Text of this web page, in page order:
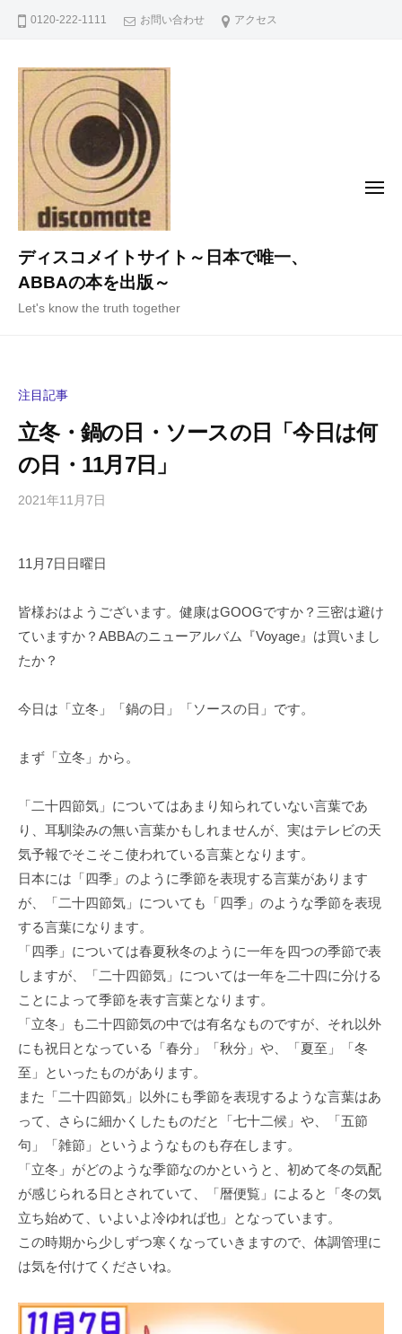
0120-222-1111 お問い合わせ アクセス
ディスコメイトサイト～日本で唯一、
ABBAの本を出版～
Let's know the truth together
メ
注目記事
立冬・鍋の日・ソースの日「今日は何
の日・11月7日」
2021年11月7日
a
s
a
メ
ン
11月7日日曜日
皆様おはようございます。健康はGOOGですか？三密は避け
ていますか？ABBAのニューアルバム『Voyage』は買いまし
たか？
今日は「立冬」「鍋の日」「ソースの日」です。
まず「立冬」から。
「二十四節気」についてはあまり知られていない言葉であ
り、耳馴染みの無い言葉かもしれませんが、実はテレビの天
気予報でそこそこ使われている言葉となります。
日本には「四季」のように季節を表現する言葉があります
が、「二十四節気」についても「四季」のような季節を表現
する言葉になります。
「四季」については春夏秋冬のように一年を四つの季節で表
しますが、「二十四節気」については一年を二十四に分ける
ことによって季節を表す言葉となります。
「立冬」も二十四節気の中では有名なものですが、それ以外
にも祝日となっている「春分」「秋分」や、「夏至」「冬
至」といったものがあります。
また「二十四節気」以外にも季節を表現するような言葉はあ
って、さらに細かくしたものだと「七十二候」や、「五節
句」「雑節」というようなものも存在します。
「立冬」がどのような季節なのかというと、初めて冬の気配
が感じられる日とされていて、「暦便覧」によると「冬の気
立ち始めて、いよいよ冷ゆれば也」となっています。
この時期から少しずつ寒くなっていきますので、体調管理に
は気を付けてくださいね。